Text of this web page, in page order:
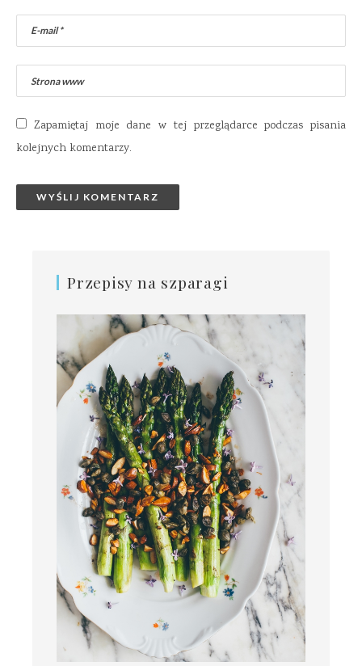
Zapamiętaj moje dane w tej przeglądarce podczas pisania
kolejnych komentarzy.
Przepisy na szparagi